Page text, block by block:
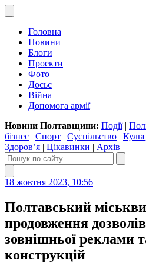
Головна
Новини
Блоги
Проекти
Фото
Досьє
Війна
Допомога армії
Новини Полтавщини: Події|
бізнес | Спорт | Суспільство |
Здоров’я | Цікавинки | Архів
18 жовтня 2023, 10:56
Полтавський
продовження
зовнішньої реклами
конструкцій